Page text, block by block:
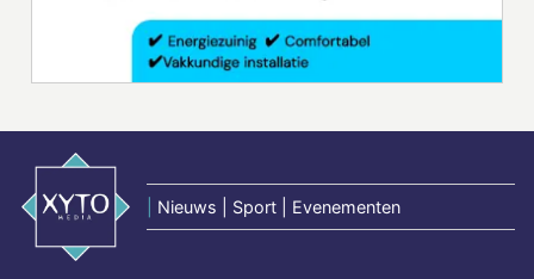
Nieuws | Sport | Evenementen